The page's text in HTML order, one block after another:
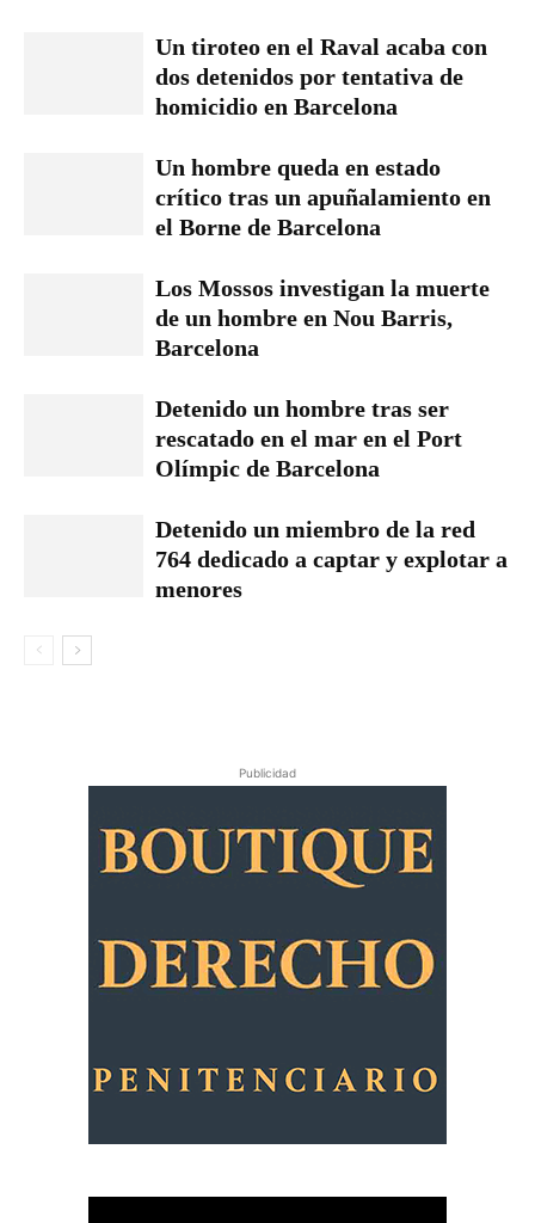
Un tiroteo en el Raval acaba con
dos detenidos por tentativa de
homicidio en Barcelona
Un hombre queda en estado
crítico tras un apuñalamiento en
el Borne de Barcelona
Los Mossos investigan la muerte
de un hombre en Nou Barris,
Barcelona
Detenido un hombre tras ser
rescatado en el mar en el Port
Olímpic de Barcelona
Detenido un miembro de la red
764 dedicado a captar y explotar a
menores
Publicidad